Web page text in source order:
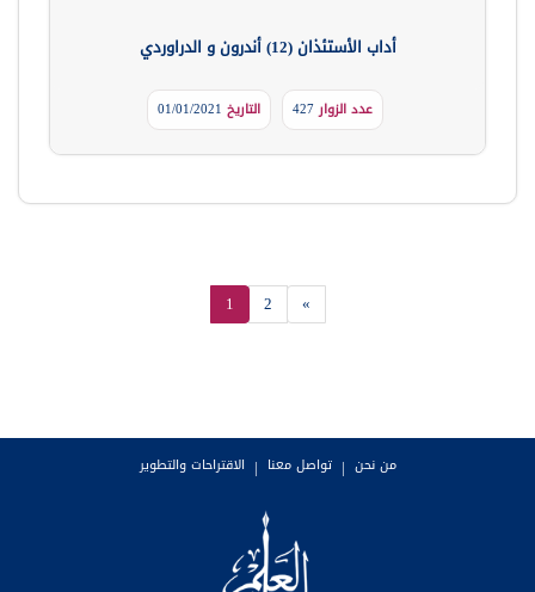
أداب الأستئذان (12) أندرون و الدراوردي
عدد الزوار427 التاريخ
1 2 »
من نحن | تواصل معنا | الاقتراحات والتطوير